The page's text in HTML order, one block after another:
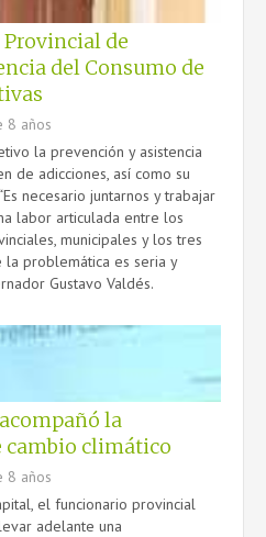
Provincial de
del Consumo de
8 años
la prevención y asistencia
de adicciones, así como su
necesario juntarnos y trabajar
labor articulada entre los
municipales y los tres
problemática es seria y
Gustavo Valdés.
la
cambio climático
8 años
el funcionario provincial
adelante una